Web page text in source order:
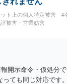
作物となる可能性が
像に関する権利は
。 ウェブサイト全
なレイアウトや配色
した部分には、通常
に具体的な画面構成
部分に限られ、ご相
ト上の個人特定被害
#
被害・営業妨害
開示命令・仮処分
っても同じ対応です